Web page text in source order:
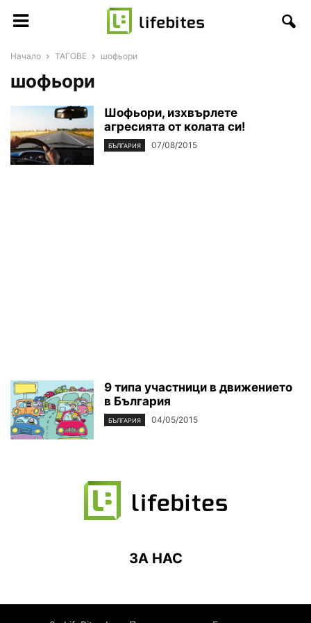
Начало ТАГОВЕ шофьори
шофьори
Шофьори, изхвърлете
агресията от колата си!
БЪЛГАРИЯ 07/08/2015
9 типа участници в движението
в България
БЪЛГАРИЯ 04/05/2015
ЗА НАС